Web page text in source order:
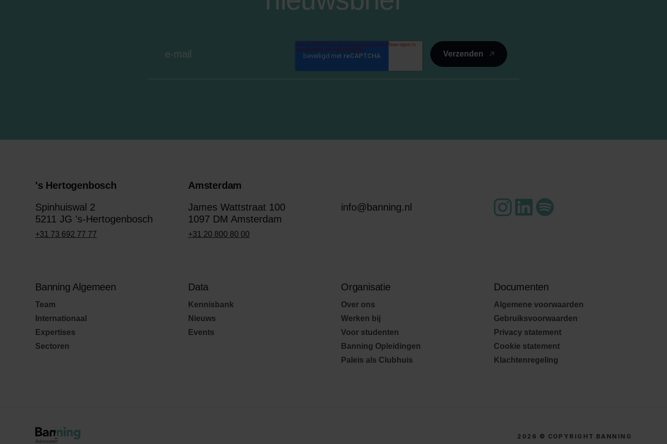
's Hertogenbosch
Spinhuiswal 2
5211 JG 's-Hertogenbosch
+31 73 692 77 77
Amsterdam
James Wattstraat 100
1097 DM Amsterdam
+31 20 800 80 00
info@banning.nl
Banning Algemeen
Team
Internationaal
Expertises
Sectoren
Data
Kennisbank
Nieuws
Events
Organisatie
Over ons
Werken bij
Voor studenten
Banning Opleidingen
Paleis als Clubhuis
Documenten
Algemene voorwaarden
Gebruiksvoorwaarden
Privacy statement
Cookie statement
Klachtenregeling
2026 © COPYRIGHT BANNING